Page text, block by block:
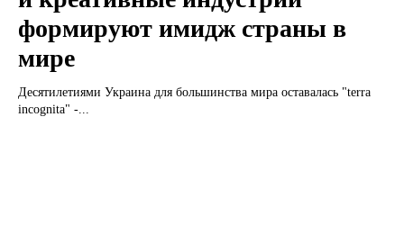
формируют имидж страны в
мире
Десятилетиями Украина для большинства мира оставалась "terra
incognita" -...